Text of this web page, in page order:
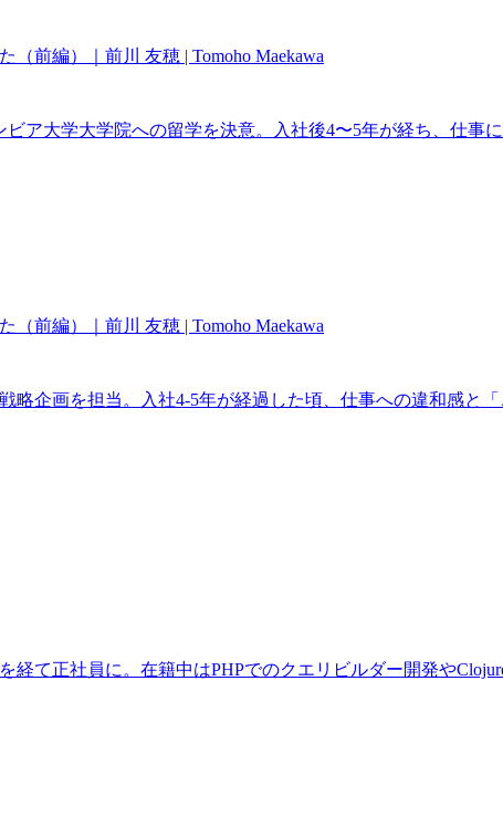
前編）｜前川 友穂 | Tomoho Maekawa
ア大学大学院への留学を決意。入社後4〜5年が経ち、仕事
前編）｜前川 友穂 | Tomoho Maekawa
略企画を担当。入社4-5年が経過した頃、仕事への違和感と
て正社員に。在籍中はPHPでのクエリビルダー開発や